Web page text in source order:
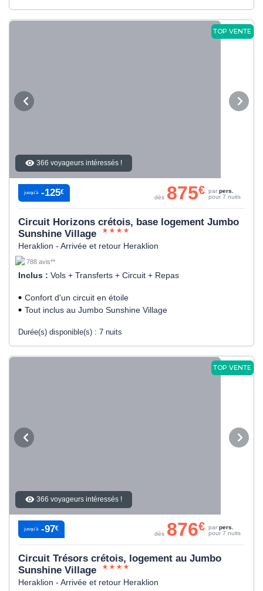
TOP VENTE
366 voyageurs intéressés !
Circuit Horizons crétois, base logement Jumbo
Sunshine Village
Heraklion - Arrivée et retour Heraklion
788 avis**
Inclus : Vols + Transferts + Circuit + Repas
Confort d'un circuit en étoile
Tout inclus au Jumbo Sunshine Village
Durée(s) disponible(s) : 7 nuits
jusqu’à -125€
dès 875€ par pers.
pour 7 nuits
TOP VENTE
366 voyageurs intéressés !
Circuit Trésors crétois, logement au Jumbo
Sunshine Village
Heraklion - Arrivée et retour Heraklion
jusqu’à -97€
dès 876€ par pers.
pour 7 nuits